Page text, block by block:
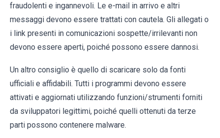
fraudolenti e ingannevoli. Le e-mail in arrivo e altri
messaggi devono essere trattati con cautela. Gli allegati o
i link presenti in comunicazioni sospette/irrilevanti non
devono essere aperti, poiché possono essere dannosi.
Un altro consiglio è quello di scaricare solo da fonti
ufficiali e affidabili. Tutti i programmi devono essere
attivati e aggiornati utilizzando funzioni/strumenti forniti
da sviluppatori legittimi, poiché quelli ottenuti da terze
parti possono contenere malware.